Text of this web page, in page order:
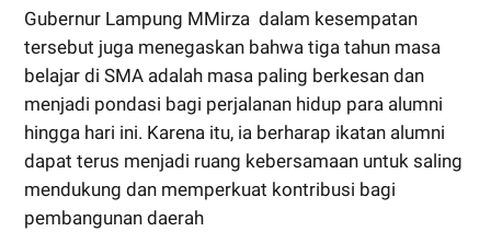
Gubernur Lampung MMirza dalam kesempatan
tersebut juga menegaskan bahwa tiga tahun masa
belajar di SMA adalah masa paling berkesan dan
menjadi pondasi bagi perjalanan hidup para alumni
hingga hari ini. Karena itu, ia berharap ikatan alumni
dapat terus menjadi ruang kebersamaan untuk saling
mendukung dan memperkuat kontribusi bagi
pembangunan daerah